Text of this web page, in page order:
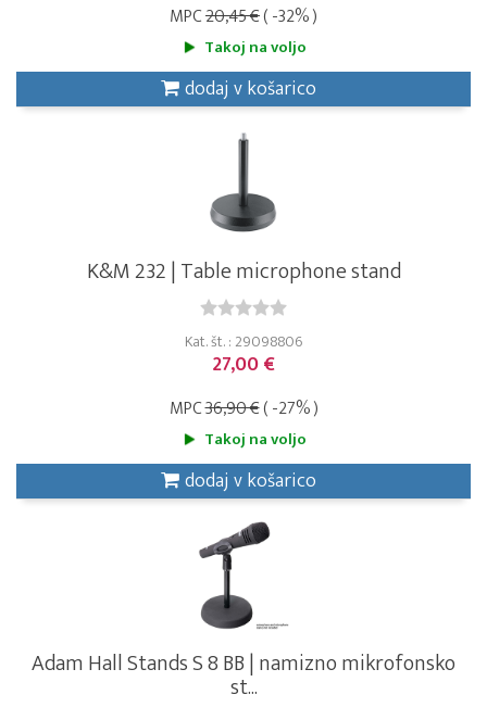
MPC20,45 €( -32% )
Takoj na voljo
dodaj v košarico
K&M 232 | Table microphone stand
Kat. št. : 29098806
27,00 €
MPC36,90 €( -27% )
Takoj na voljo
dodaj v košarico
Adam Hall Stands S 8 BB | namizno mikrofonsko
st...